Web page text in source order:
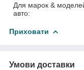
Для марок &
авто:
Приховати
Умови доставки